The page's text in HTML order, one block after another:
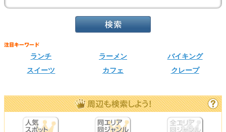
ランチ ラーメン
バイキング
スイーツ
カフェ クレープ